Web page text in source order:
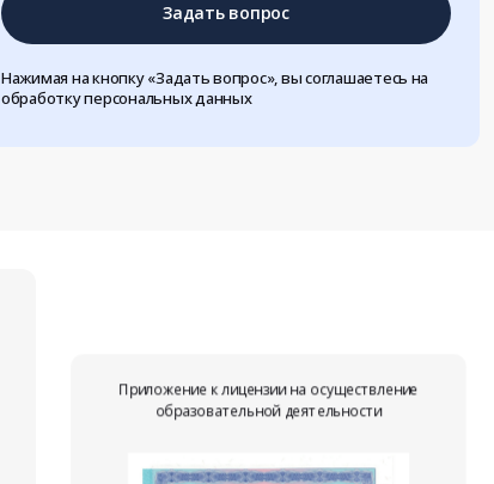
Задать вопрос
Нажимая на кнопку «Задать вопрос», вы соглашаетесь на
обработку персональных данных
Приложение к лицензии на осуществление
образовательной деятельности